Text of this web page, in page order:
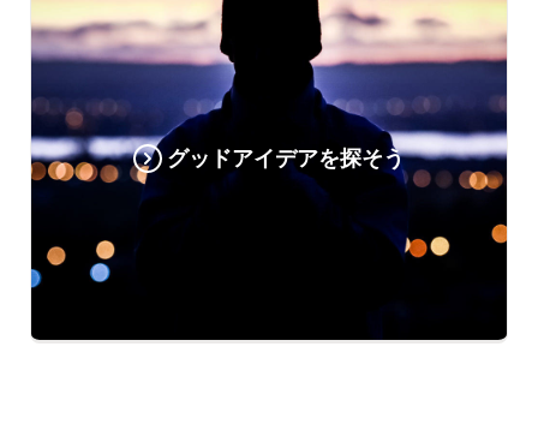
グッドアイデアを探そう